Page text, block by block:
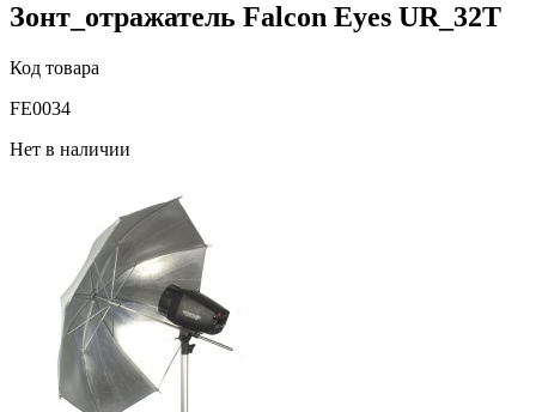
Зонт_отражатель Falcon Eyes UR_32T
Код товара
FE0034
Нет в наличии